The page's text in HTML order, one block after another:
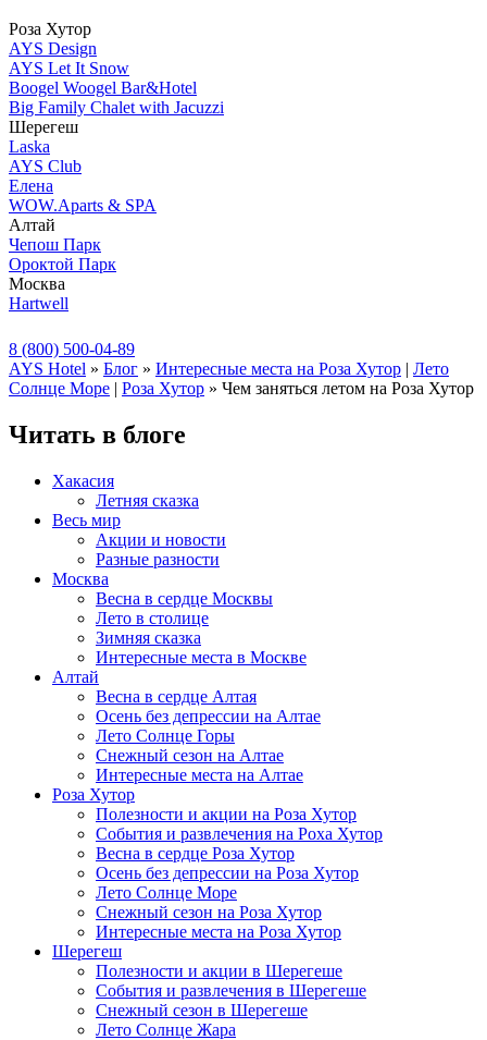
Роза Хутор
AYS Design
AYS Let It Snow
Boogel Woogel Bar&Hotel
Big Family Chalet with Jacuzzi
Шерегеш
Laska
AYS Club
Елена
WOW.Aparts & SPA
Алтай
Чепош Парк
Ороктой Парк
Москва
Hartwell
8 (800) 500-04-89
AYS Hotel » Блог » Интересные места на Роза Хутор | Лето
Солнце Море | Роза Хутор » Чем заняться летом на Роза Хутор
Читать в блоге
Хакасия
Летняя сказка
Весь мир
Акции и новости
Разные разности
Москва
Весна в сердце Москвы
Лето в столице
Зимняя сказка
Интересные места в Москве
Алтай
Весна в сердце Алтая
Осень без депрессии на Алтае
Лето Солнце Горы
Снежный сезон на Алтае
Интересные места на Алтае
Роза Хутор
Полезности и акции на Роза Хутор
События и развлечения на Роха Хутор
Весна в сердце Роза Хутор
Осень без депрессии на Роза Хутор
Лето Солнце Море
Снежный сезон на Роза Хутор
Интересные места на Роза Хутор
Шерегеш
Полезности и акции в Шерегеше
События и развлечения в Шерегеше
Снежный сезон в Шерегеше
Лето Солнце Жара